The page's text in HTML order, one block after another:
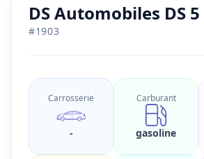
DS Automobiles DS 5
#1903
Carrosserie
-
Carburant
gasoline